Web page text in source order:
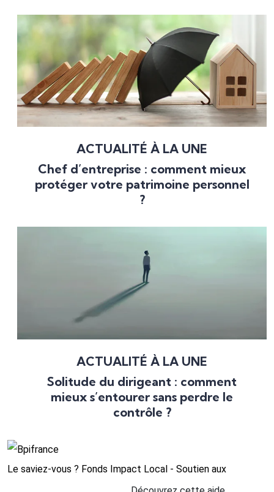
ACTUALITÉ À LA UNE
Chef d’entreprise : comment mieux
protéger votre patrimoine personnel
?
ACTUALITÉ À LA UNE
Solitude du dirigeant : comment
mieux s’entourer sans perdre le
contrôle ?
Le saviez-vous ? Fonds Impact Local - Soutien aux